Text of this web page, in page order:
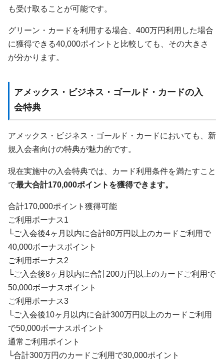
も受け取ることが可能です。
グリーン・カードを利用する場合、400万円利用した場合
に獲得できる40,000ポイントと比較しても、その大きさ
が分かります。
アメックス・ビジネス・ゴールド・カードの入
会特典
アメックス・ビジネス・ゴールド・カードにおいても、新
規入会者向けの特典が魅力的です。
現在実施中の入会特典では、カード利用条件を満たすこと
で最大合計170,000ポイントを獲得できます。
合計170,000ポイント獲得可能
ご利用ボーナス1
└ご入会後4ヶ月以内に合計80万円以上のカードご利用で
40,000ボーナスポイント
ご利用ボーナス2
└ご入会後8ヶ月以内に合計200万円以上のカードご利用で
50,000ボーナスポイント
ご利用ボーナス3
└ご入会後10ヶ月以内に合計300万円以上のカードご利用
で50,000ボーナスポイント
通常ご利用ポイント
└合計300万円のカードご利用で30,000ポイント